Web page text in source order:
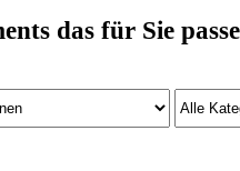
das für Sie